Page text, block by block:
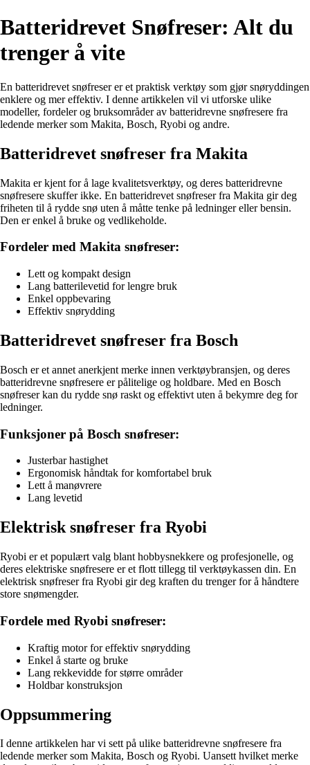
Batteridrevet Snøfreser: Alt du
trenger å vite
En batteridrevet snøfreser er et praktisk verktøy som gjør snøryddingen
enklere og mer effektiv. I denne artikkelen vil vi utforske ulike
modeller, fordeler og bruksområder av batteridrevne snøfresere fra
ledende merker som Makita, Bosch, Ryobi og andre.
Batteridrevet snøfreser fra Makita
Makita er kjent for å lage kvalitetsverktøy, og deres batteridrevne
snøfresere skuffer ikke. En batteridrevet snøfreser fra Makita gir deg
friheten til å rydde snø uten å måtte tenke på ledninger eller bensin.
Den er enkel å bruke og vedlikeholde.
Fordeler med Makita snøfreser:
Lett og kompakt design
Lang batterilevetid for lengre bruk
Enkel oppbevaring
Effektiv snørydding
Batteridrevet snøfreser fra Bosch
Bosch er et annet anerkjent merke innen verktøybransjen, og deres
batteridrevne snøfresere er pålitelige og holdbare. Med en Bosch
snøfreser kan du rydde snø raskt og effektivt uten å bekymre deg for
ledninger.
Funksjoner på Bosch snøfreser:
Justerbar hastighet
Ergonomisk håndtak for komfortabel bruk
Lett å manøvrere
Lang levetid
Elektrisk snøfreser fra Ryobi
Ryobi er et populært valg blant hobbysnekkere og profesjonelle, og
deres elektriske snøfresere er et flott tillegg til verktøykassen din. En
elektrisk snøfreser fra Ryobi gir deg kraften du trenger for å håndtere
store snømengder.
Fordele med Ryobi snøfreser:
Kraftig motor for effektiv snørydding
Enkel å starte og bruke
Lang rekkevidde for større områder
Holdbar konstruksjon
Oppsummering
I denne artikkelen har vi sett på ulike batteridrevne snøfresere fra
ledende merker som Makita, Bosch og Ryobi. Uansett hvilket merke